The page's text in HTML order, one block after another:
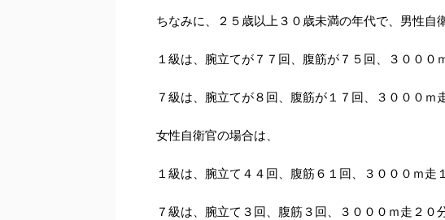
ちなみに、２５歳以上３０歳未満の年代で、男性自
１級は、腕立てが７７回、腹筋が７５回、３０００
７級は、腕立てが８回、腹筋が１７回、３０００ｍ
女性自衛官の場合は、
１級は、腕立て４４回、腹筋６１回、３０００ｍ走
７級は、腕立て３回、腹筋３回、３０００ｍ走２０